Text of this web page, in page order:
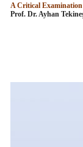
A Critical Examination
Prof. Dr. Ayhan